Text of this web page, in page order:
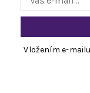
Vložením e-